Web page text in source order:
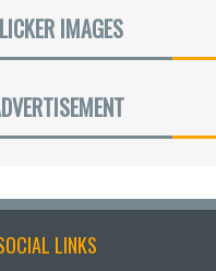
IMAGES
LINKS